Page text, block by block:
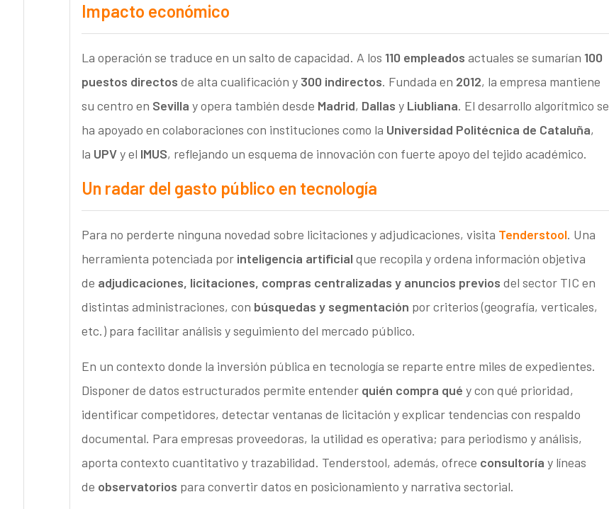
Impacto económico
La operación se traduce en un salto de capacidad. A los 110 empleados actuales se sumarían 100
puestos directos de alta cualificación y 300 indirectos. Fundada en 2012, la empresa mantiene
su centro en Sevilla y opera también desde Madrid, Dallas y Liubliana. El desarrollo algorítmico se
ha apoyado en colaboraciones con instituciones como la Universidad Politécnica de Cataluña,
la UPVy el IMUS, reflejando un esquema de innovación con fuerte apoyo del tejido académico.
Un radar del gasto público en tecnología
Para no perderte ninguna novedad sobre licitaciones y adjudicaciones, visita Tenderstool. Una
herramienta potenciada por inteligencia artificial que recopila y ordena información objetiva
de adjudicaciones, licitaciones, compras centralizadas y anuncios previos del sector TIC en
distintas administraciones, con búsquedas y segmentación por criterios (geografía, verticales,
etc.) para facilitar análisis y seguimiento del mercado público.
En un contexto donde la inversión pública en tecnología se reparte entre miles de expedientes.
Disponer de datos estructurados permite entender quién compra qué y con qué prioridad,
identificar competidores, detectar ventanas de licitación y explicar tendencias con respaldo
documental. Para empresas proveedoras, la utilidad es operativa; para periodismo y análisis,
aporta contexto cuantitativo y trazabilidad. Tenderstool, además, ofrece consultoría y líneas
de observatorios para convertir datos en posicionamiento y narrativa sectorial.